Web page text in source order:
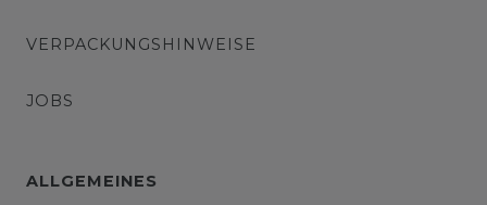
VERPACKUNGSHINWEISE
JOBS
ALLGEMEINES